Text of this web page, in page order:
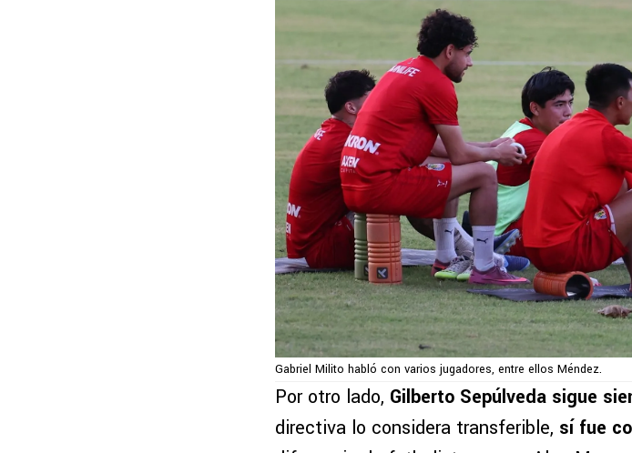
Gabriel Milito habló con varios jugadores, entre ellos Méndez.
Por otro lado, Gilberto Sepúlveda sigue
directiva lo considera transferible, sí fue